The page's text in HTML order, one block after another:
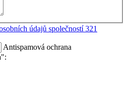
údajů společností 321
Antispamová ochrana